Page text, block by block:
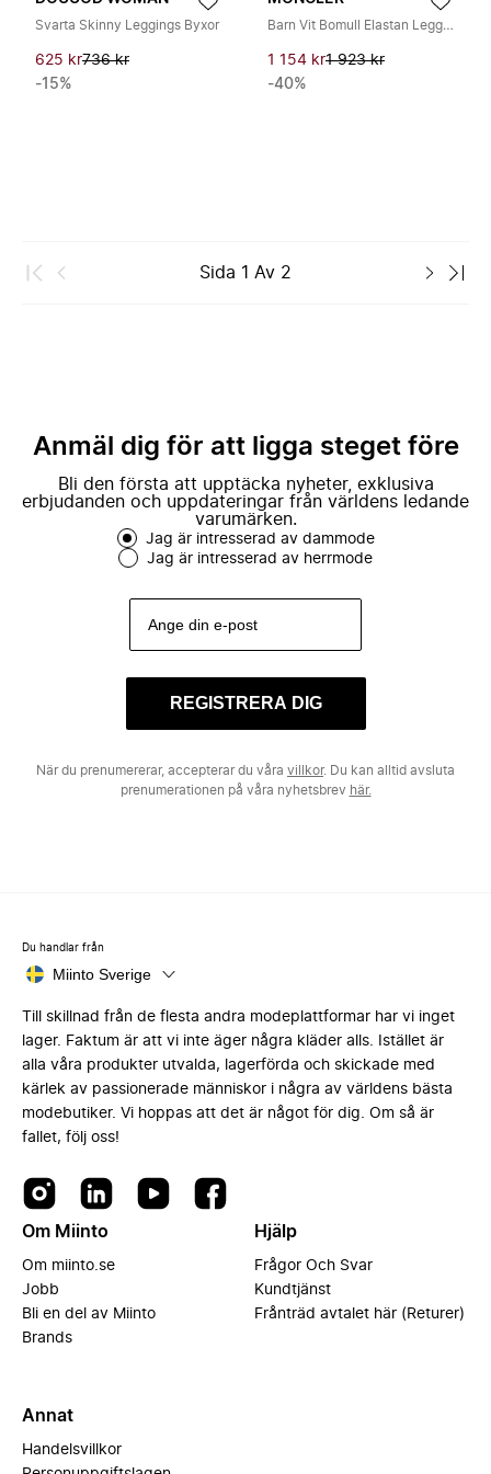
Svarta Skinny Leggings Byxor
625 kr736 kr
-15%
Barn Vit Bomull Elastan Leggings
1 154 kr1 923 kr
-40%
Sida 1 Av 2
Anmäl dig för att ligga steget före
Bli den första att upptäcka nyheter, exklusiva
erbjudanden och uppdateringar från världens ledande
varumärken.
Jag är intresserad av dammode
Jag är intresserad av herrmode
REGISTRERA DIG
När du prenumererar, accepterar du våra villkor. Du kan alltid avsluta
prenumerationen på våra nyhetsbrev här.
Du handlar från
Miinto Sverige
Till skillnad från de flesta andra modeplattformar har vi inget
lager. Faktum är att vi inte äger några kläder alls. Istället är
alla våra produkter utvalda, lagerförda och skickade med
kärlek av passionerade människor i några av världens bästa
modebutiker. Vi hoppas att det är något för dig. Om så är
fallet, följ oss!
Om Miinto
Om miinto.se
Jobb
Bli en del av Miinto
Brands
Hjälp
Frågor Och Svar
Kundtjänst
Frånträd avtalet här (Returer)
Annat
Handelsvillkor